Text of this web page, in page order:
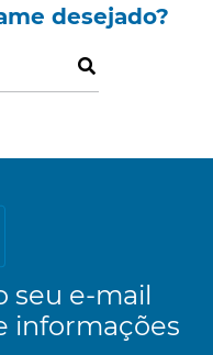
desejado?
por exame
seu e-mail
informações